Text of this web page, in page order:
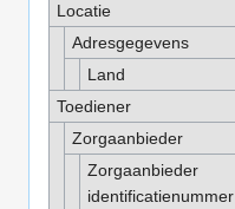
Locatie
Adresgegevens
Land
Toediener
Zorgaanbieder
Zorgaanbieder
identificatienummer